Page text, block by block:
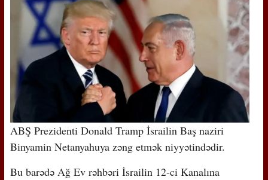
ABŞ Prezidenti Donald Tramp İsrailin Baş naziri
Binyamin Netanyahuya zəng etmək niyyətindədir.
Bu barədə Ağ Ev rəhbəri İsrailin 12-ci Kanalına